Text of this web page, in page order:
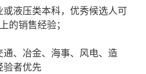
液压类本科，优秀候选人可
的销售经验；
、冶金、海事、风电、造
验者优先